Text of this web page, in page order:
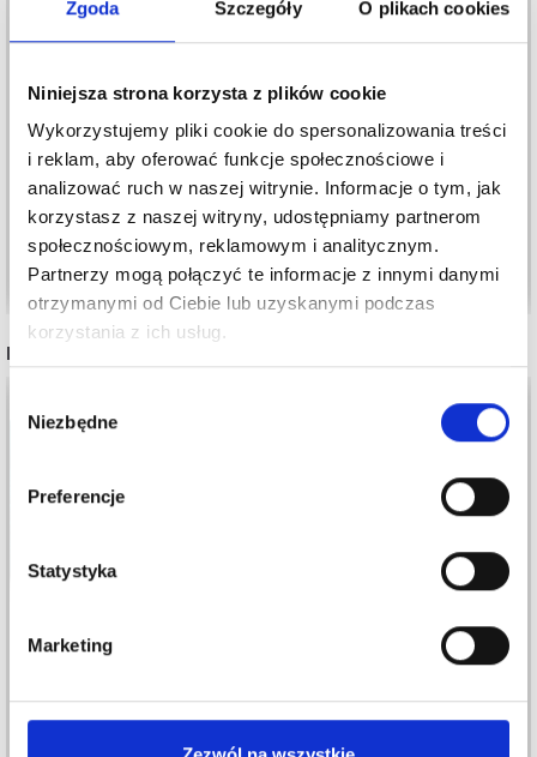
Zgoda Szczegóły O plikach cookies
Niniejsza strona korzysta z plików cookie
Wykorzystujemy pliki cookie do spersonalizowania treści
i reklam, aby oferować funkcje społecznościowe i
analizować ruch w naszej witrynie. Informacje o tym, jak
korzystasz z naszej witryny, udostępniamy partnerom
społecznościowym, reklamowym i analitycznym.
Partnerzy mogą połączyć te informacje z innymi danymi
otrzymanymi od Ciebie lub uzyskanymi podczas
korzystania z ich usług.
zgody
Niezbędne
Preferencje
Statystyka
Marketing
BY DROPS DESIGN
Cena od 76,75 zł
Zobacz wszystkie opcje
9237309_M26 MODEL
26 – MERINO EDITION
03: SWETER MĘSKI
Cena od325,00 zł
Zobacz wszystkie opcje
INNI TEŻ WIDZIELI
FINO
138,00 zł